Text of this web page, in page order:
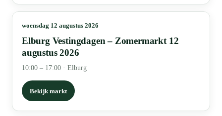
woensdag 12 augustus 2026
Elburg Vestingdagen – Zomermarkt 12
augustus 2026
10:00 – 17:00 · Elburg
Bekijk markt